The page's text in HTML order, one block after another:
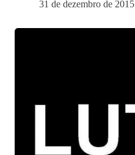
31 de dezembro de 2015